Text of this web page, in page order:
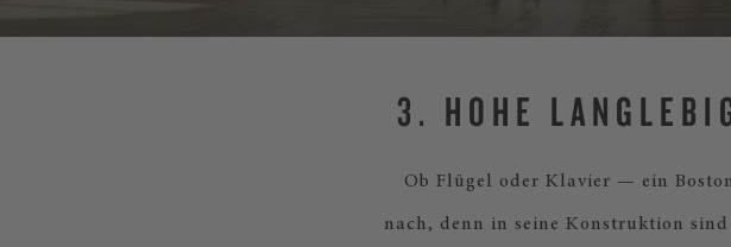
3. HOHE
Ob Flügel oder Klavier — ein
nach, denn in seine Konstruktion